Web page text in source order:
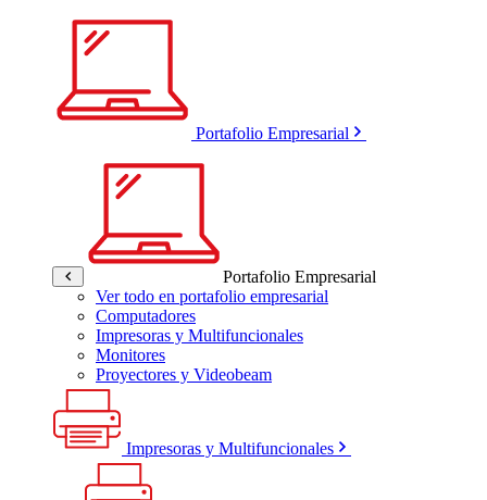
Portafolio Empresarial
Portafolio Empresarial
Ver todo en portafolio empresarial
Computadores
Impresoras y Multifuncionales
Monitores
Proyectores y Videobeam
Impresoras y Multifuncionales